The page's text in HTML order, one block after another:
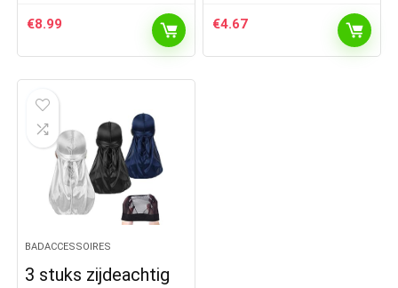
€8.99 €4.67
BADACCESSOIRES
3 stuks zijdeachtig